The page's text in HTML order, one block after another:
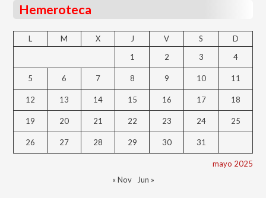
Hemeroteca
mayo 2025
L M X J V S
D
1
2 3 4
5 6 7 8 9 10 11
12 13 14 15 16 17 18
19 20 21 22 23 24 25
26 27 28 29 30 31
« Nov Jun »